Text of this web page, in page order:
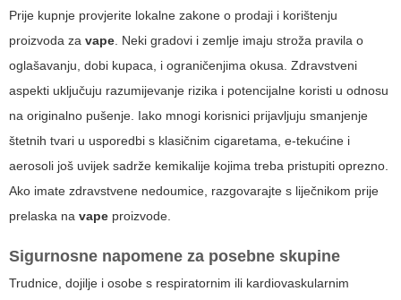
Prije kupnje provjerite lokalne zakone o prodaji i korištenju
proizvoda za vape. Neki gradovi i zemlje imaju stroža pravila o
oglašavanju, dobi kupaca, i ograničenjima okusa. Zdravstveni
aspekti uključuju razumijevanje rizika i potencijalne koristi u odnosu
na originalno pušenje. Iako mnogi korisnici prijavljuju smanjenje
štetnih tvari u usporedbi s klasičnim cigaretama, e-tekućine i
aerosoli još uvijek sadrže kemikalije kojima treba pristupiti oprezno.
Ako imate zdravstvene nedoumice, razgovarajte s liječnikom prije
prelaska na vape proizvode.
Sigurnosne napomene za posebne skupine
Trudnice, dojilje i osobe s respiratornim ili kardiovaskularnim